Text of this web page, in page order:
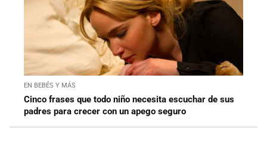
EN BEBÉS Y MÁS
Cinco frases que todo niño necesita escuchar de sus
padres para crecer con un apego seguro